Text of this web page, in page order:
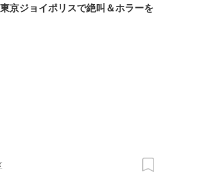
京ジョイポリスで絶叫＆ホラーを